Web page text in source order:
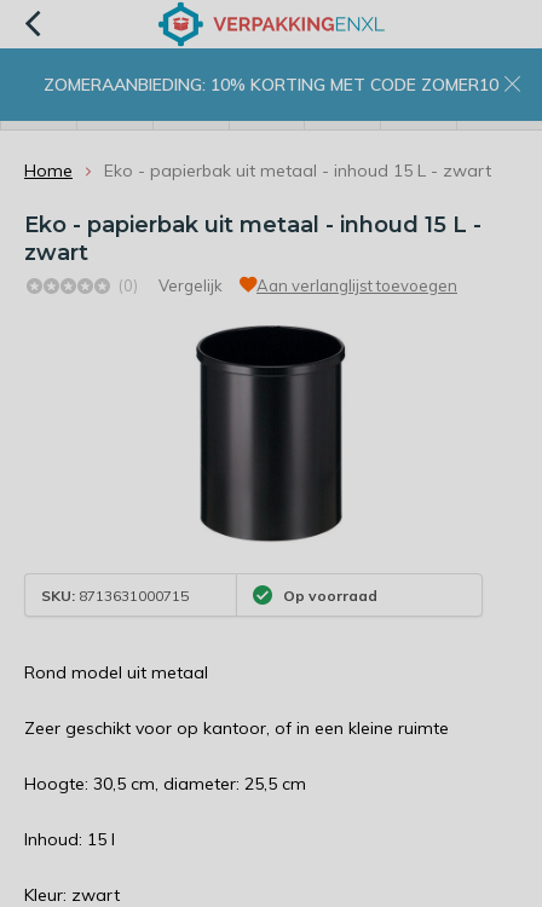
ZOMERAANBIEDING: 10% KORTING MET CODE ZOMER10
Home Eko - papierbak uit metaal - inhoud 15 L - zwart
Eko - papierbak uit metaal - inhoud 15 L -
zwart
(0) Vergelijk Aan verlanglijst toevoegen
SKU: 8713631000715 Op voorraad
Rond model uit metaal
Zeer geschikt voor op kantoor, of in een kleine ruimte
Hoogte: 30,5 cm, diameter: 25,5 cm
Inhoud: 15 l
Kleur: zwart